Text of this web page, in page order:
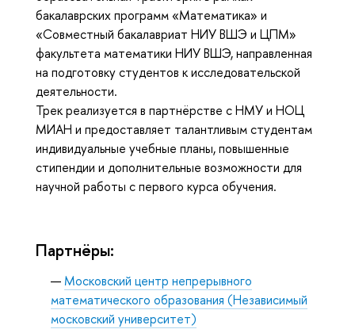
бакалаврских программ «Математика» и
«Совместный бакалавриат НИУ ВШЭ и ЦПМ»
факультета математики НИУ ВШЭ, направленная
на подготовку студентов к исследовательской
деятельности.
Трек реализуется в партнёрстве с НМУ и НОЦ
МИАН и предоставляет талантливым студентам
индивидуальные учебные планы, повышенные
стипендии и дополнительные возможности для
научной работы с первого курса обучения.
Партнёры:
Московский центр непрерывного
математического образования (Независимый
московский университет)